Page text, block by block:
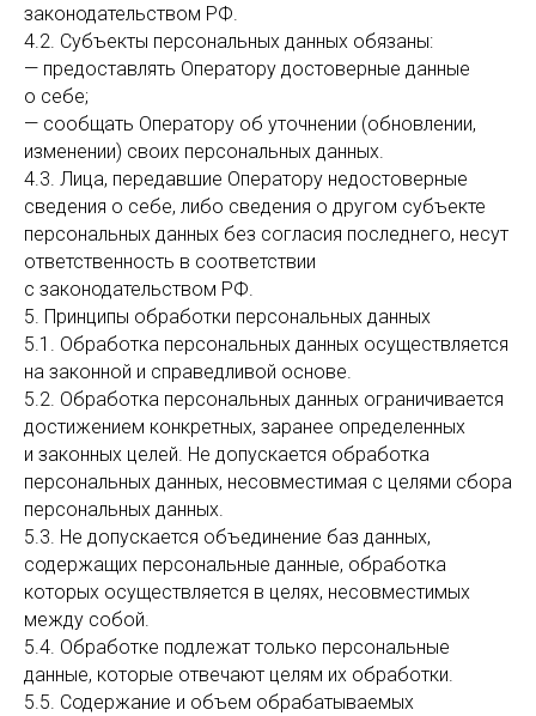
законодательством РФ.
4.2. Субъекты персональных данных обязаны:
— предоставлять Оператору достоверные данные
о себе;
— сообщать Оператору об уточнении (обновлении,
изменении) своих персональных данных.
4.3. Лица, передавшие Оператору недостоверные
сведения о себе, либо сведения о другом субъекте
персональных данных без согласия последнего, несут
ответственность в соответствии
с законодательством РФ.
5. Принципы обработки персональных данных
5.1. Обработка персональных данных осуществляется
на законной и справедливой основе.
5.2. Обработка персональных данных ограничивается
достижением конкретных, заранее определенных
и законных целей. Не допускается обработка
персональных данных, несовместимая с целями сбора
персональных данных.
5.3. Не допускается объединение баз данных,
содержащих персональные данные, обработка
которых осуществляется в целях, несовместимых
между собой.
5.4. Обработке подлежат только персональные
данные, которые отвечают целям их обработки.
5.5. Содержание и объем обрабатываемых